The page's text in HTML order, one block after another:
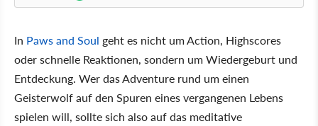
In Paws and Soul geht es nicht um Action, Highscores
oder schnelle Reaktionen, sondern um Wiedergeburt und
Entdeckung. Wer das Adventure rund um einen
Geisterwolf auf den Spuren eines vergangenen Lebens
spielen will, sollte sich also auf das meditative